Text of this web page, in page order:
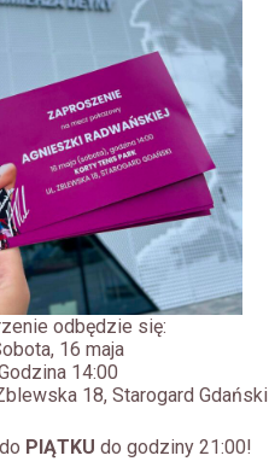
odbędzie się:
16 maja
14:00
18, Starogard Gdański
PIĄTKU do godziny 21:00!